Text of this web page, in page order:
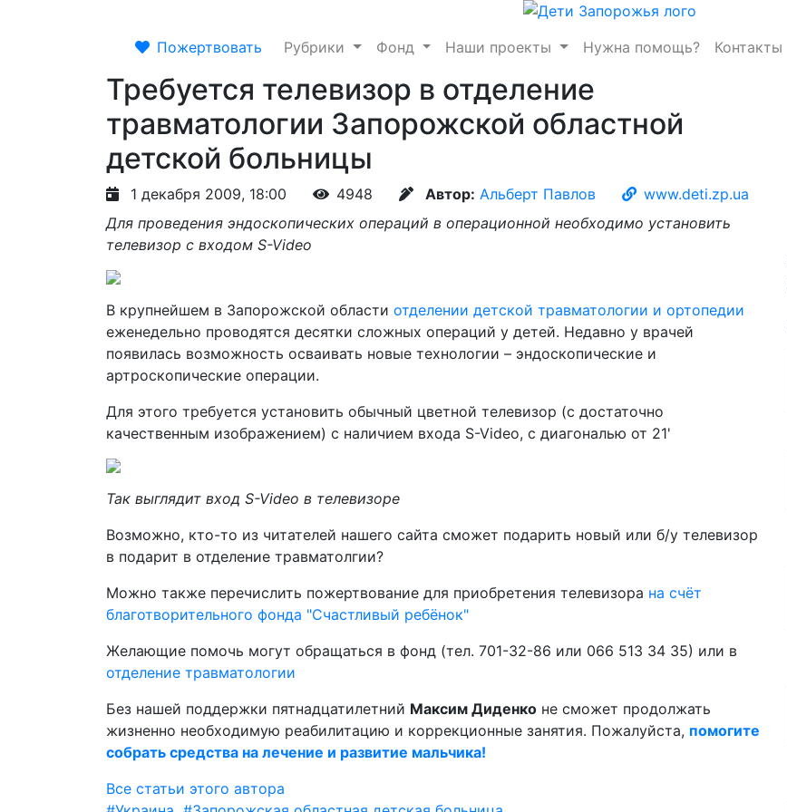
Пожертвовать Рубрики Фонд Наши проекты Нужна помощь? Контакты
Требуется телевизор в отделение
травматологии Запорожской областной
детской больницы
1 декабря 2009, 18:00 4948 Автор: Альберт Павлов
www.deti.zp.ua
Для проведения эндоскопических операций в операционной необходимо установить
телевизор с входом S-Video
В крупнейшем в Запорожской области отделении детской травматологии и ортопедии
еженедельно проводятся десятки сложных операций у детей. Недавно у врачей
появилась возможность осваивать новые технологии – эндоскопические и
артроскопические операции.
Для этого требуется установить обычный цветной телевизор (с достаточно
качественным изображением) с наличием входа S-Video, с диагональю от 21'
Так выглядит вход S-Video в телевизоре
Возможно, кто-то из читателей нашего сайта сможет подарить новый или б/у телевизор
в подарит в отделение травматолгии?
Можно также перечислить пожертвование для приобретения телевизора на счёт
благотворительного фонда "Счастливый ребёнок"
Желающие помочь могут обращаться в фонд (тел. 701-32-86 или 066 513 34 35) или в
отделение травматологии
Без нашей поддержки пятнадцатилетний Максим Диденко не сможет продолжать
жизненно необходимую реабилитацию и коррекционные занятия. Пожалуйста, помогите
собрать средства на лечение и развитие мальчика!
Все статьи этого автора